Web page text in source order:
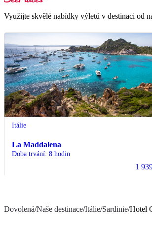
Využijte skvělé nabídky výletů v destinaci od
Itálie
La Maddalena
Doba trvání: 8 hodin
1
Dovolená/Naše destinace/Itálie/Sardinie/Hotel